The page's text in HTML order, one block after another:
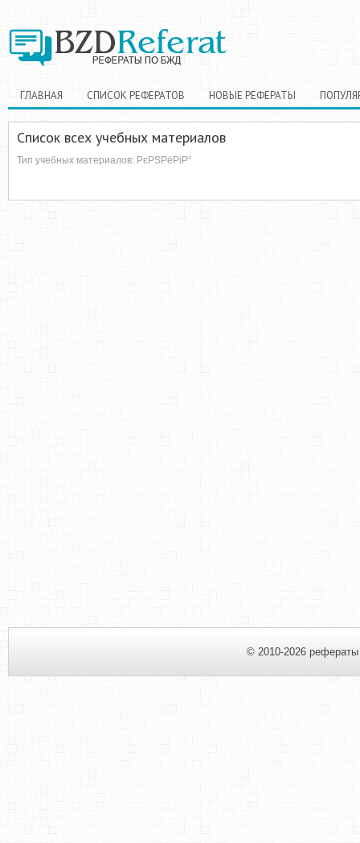
ГЛАВНАЯ СПИСОК РЕФЕРАТОВ НОВЫЕ РЕФЕРАТЫ
Список всех учебных материалов
Тип учебных материалов: РєРЅРёРіР°
© 2010-2026 рефераты